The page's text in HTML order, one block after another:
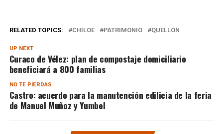
RELATED TOPICS: CHILOE PATRIMONIO QUELLÓN
UP NEXT
Curaco de Vélez: plan de compostaje domiciliario
beneficiará a 800 familias
NO TE PIERDAS
Castro: acuerdo para la manutención edilicia de la feria
de Manuel Muñoz y Yumbel